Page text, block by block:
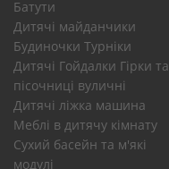
Батути
Дитячі майданчики
Будиночки Турніки
Дитячі Гойдалки Гірки та
пісочниці вуличні
Дитячі ліжка машина
Меблі в дитячу кімнату
Сухий басейн та м'які
модулі